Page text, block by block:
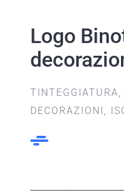
Logo
TINTEGGIATURA,
DECORAZIONI,